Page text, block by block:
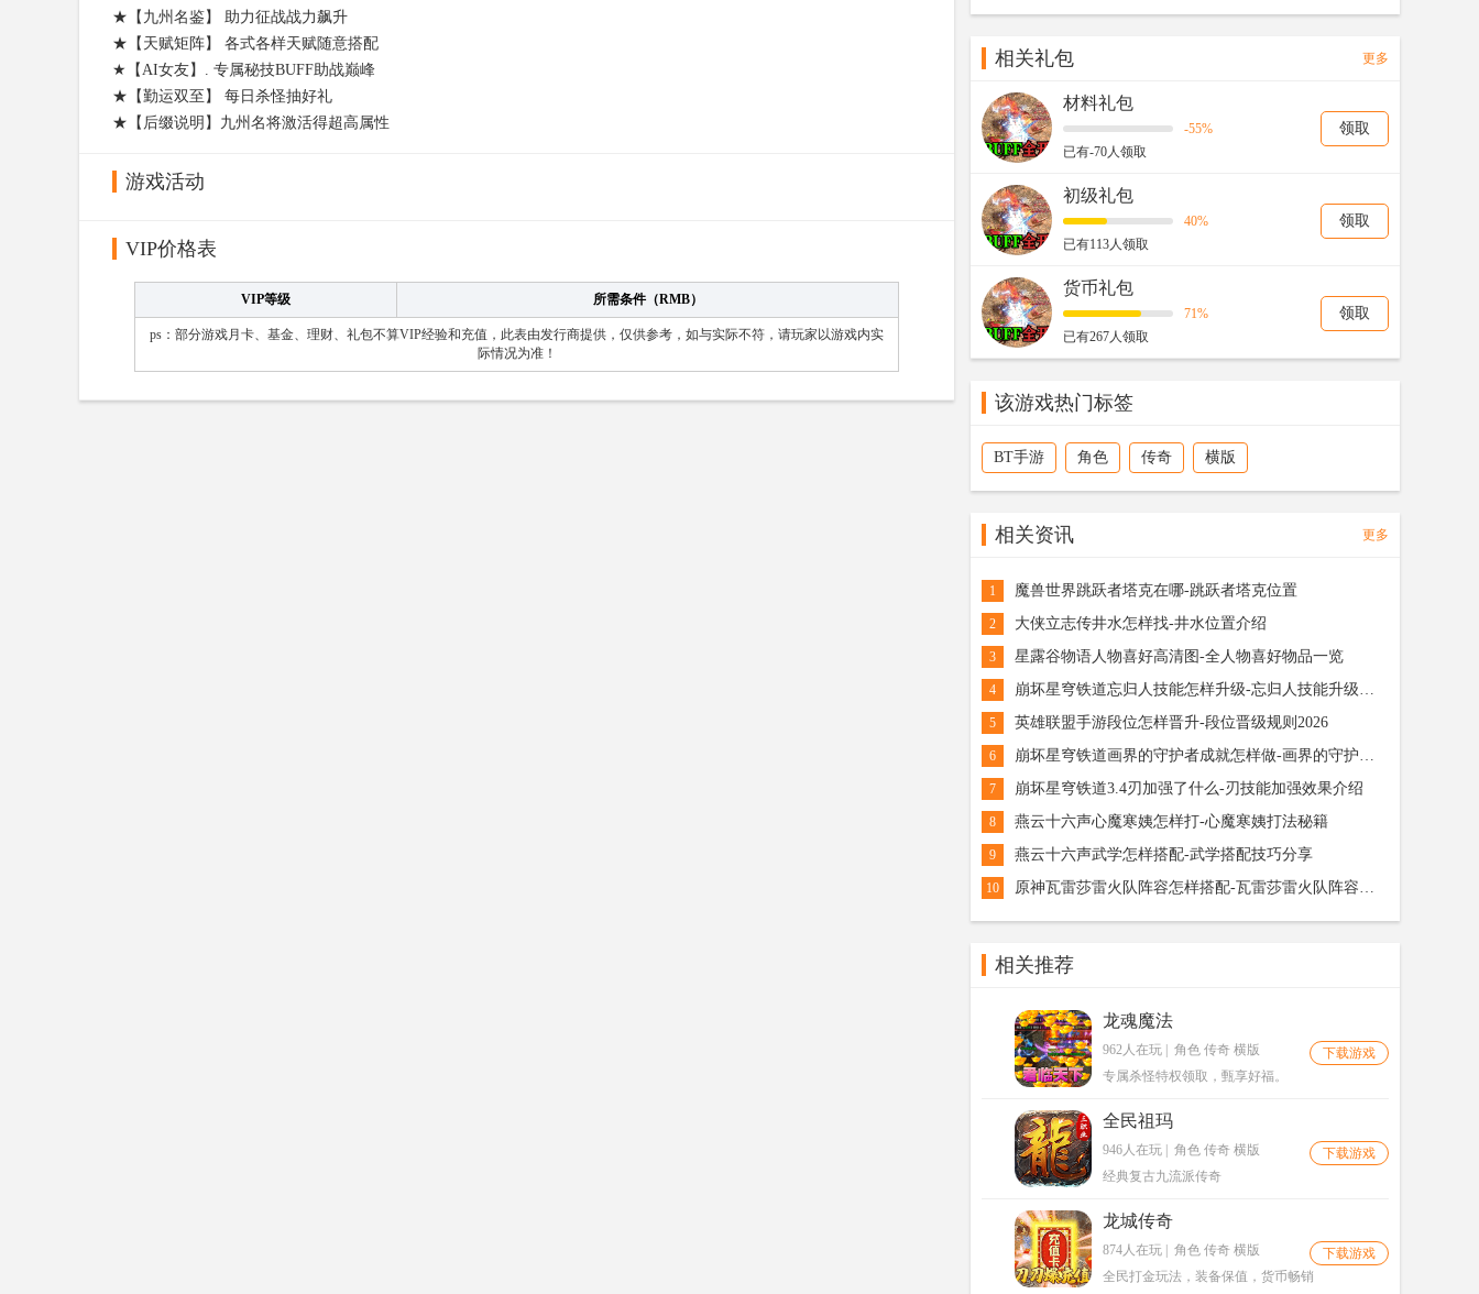
★【九州名鉴】 助力征战战力飙升
★【天赋矩阵】 各式各样天赋随意搭配
★【AI女友】. 专属秘技BUFF助战巅峰
★【勤运双至】 每日杀怪抽好礼
★【后缀说明】九州名将激活得超高属性
游戏活动
VIP价格表
VIP等级 所需条件（RMB）
ps：部分游戏月卡、基金、理财、礼包不算VIP经验和充值，此表由发行商提供，仅供参考，如与实际不符，请玩家以游戏内实
际情况为准！
相关礼包 更多
材料礼包
-55%
已有-70人领取
领取
初级礼包
40%
已有113人领取
领取
货币礼包
71%
已有267人领取
领取
该游戏热门标签
BT手游 角色 传奇 横版
相关资讯 更多
1 魔兽世界跳跃者塔克在哪-跳跃者塔克位置
2 大侠立志传井水怎样找-井水位置介绍
3 星露谷物语人物喜好高清图-全人物喜好物品一览
4
5 英雄联盟手游段位怎样晋升-段位晋级规则2026
6
7 崩坏星穹铁道3.4刃加强了什么-刃技能加强效果介绍
8 燕云十六声心魔寒姨怎样打-心魔寒姨打法秘籍
9 燕云十六声武学怎样搭配-武学搭配技巧分享
10
相关推荐
龙魂魔法
962人在玩 | 角色 传奇 横版
专属杀怪特权领取，甄享好福。
下载游戏
全民祖玛
946人在玩 | 角色 传奇 横版
经典复古九流派传奇
下载游戏
龙城传奇
874人在玩 | 角色 传奇 横版
全民打金玩法，装备保值，货币畅销
下载游戏